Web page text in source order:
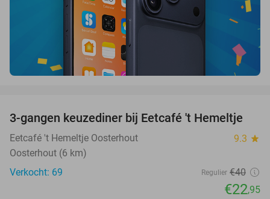
43%
3-gangen keuzediner bij Eetcafé 't Hemeltje
Eetcafé 't Hemeltje Oosterhout 9.3 star
Oosterhout (6 km)
Verkocht: 69
Regulier €40
€22,95